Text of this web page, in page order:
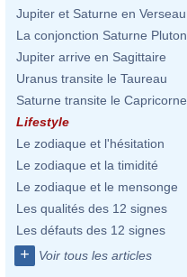
Jupiter et Saturne en Verseau
La conjonction Saturne Pluton
Jupiter arrive en Sagittaire
Uranus transite le Taureau
Saturne transite le Capricorne
Lifestyle
Le zodiaque et l'hésitation
Le zodiaque et la timidité
Le zodiaque et le mensonge
Les qualités des 12 signes
Les défauts des 12 signes
+ Voir tous les articles